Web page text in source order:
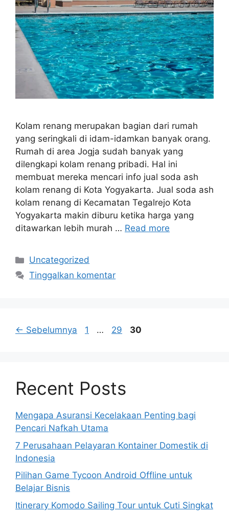
Kolam renang merupakan bagian dari rumah
yang seringkali di idam-idamkan banyak orang.
Rumah di area Jogja sudah banyak yang
dilengkapi kolam renang pribadi. Hal ini
membuat mereka mencari info jual soda ash
kolam renang di Kota Yogyakarta. Jual soda ash
kolam renang di Kecamatan Tegalrejo Kota
Yogyakarta makin diburu ketika harga yang
ditawarkan lebih murah … Read more
Kategori
Uncategorized
Tinggalkan komentar
← Sebelumnya Halaman
1 … Halaman
29 Halaman
30
Recent Posts
Mengapa Asuransi Kecelakaan Penting bagi
Pencari Nafkah Utama
7 Perusahaan Pelayaran Kontainer Domestik di
Indonesia
Pilihan Game Tycoon Android Offline untuk
Belajar Bisnis
Itinerary Komodo Sailing Tour untuk Cuti Singkat